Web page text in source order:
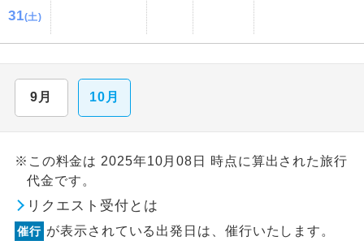
31(土)
9月 10月
※この料金は 2025年10月08日 時点に算出された旅行
代金です。
リクエスト受付とは
催行 が表示されている出発日は、催行いたします。